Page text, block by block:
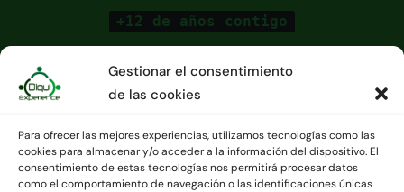
Gestionar el consentimiento
de las cookies
Para ofrecer las mejores experiencias, utilizamos tecnologías como las
cookies para almacenar y/o acceder a la información del dispositivo. El
consentimiento de estas tecnologías nos permitirá procesar datos
como el comportamiento de navegación o las identificaciones únicas
+12 de años contigo